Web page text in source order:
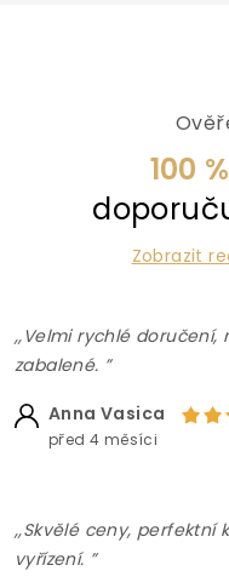
100
Zobrazit
,,Velmi rychlé doručení,
zabalené. ”
Anna Vasica
před 4 měsíci
,,Skvělé ceny, perfektní
vyřízení. ”